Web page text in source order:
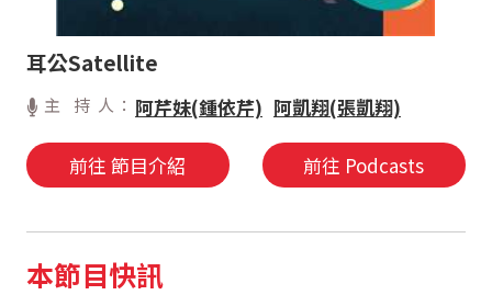
耳公Satellite
主 持 人： 阿芹妹(鍾依芹) 阿凱翔(張凱翔)
前往 節目介紹 前往 Podcasts
本節目快訊